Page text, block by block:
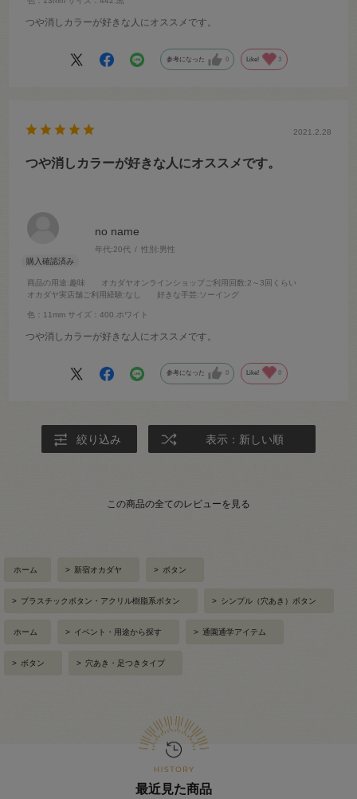
つや消しカラーが好きな人にオススメです。
参考になった 0 Like! 3
no name
年代:20代 性別:男性
商品の用途:趣味 オカダヤオンラインショップご利用回数:2～3回くらい
オカダヤ実店舗ご利用経験:なし 好きな手芸:ソーイング
色：11mm サイズ：400.ホワイト
2021.2.28
つや消しカラーが好きな人にオススメです。
つや消しカラーが好きな人にオススメです。
参考になった 0 Like! 0
絞り込み 表示：新しい順
この商品の全てのレビューを見る
ホーム > 新宿オカダヤ > ボタン
> プラスチックボタン・アクリル樹脂系ボタン > シンプル（穴あき）ボタン
ホーム > イベント・用途から探す > 通園通学アイテム
> ボタン > 穴あき・足つきタイプ
最近見た商品